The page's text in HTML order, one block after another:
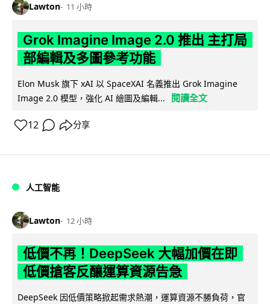
Lawton 11 小時
Grok Imagine Image 2.0 推出 主打局
部編輯及多圖參考功能
Elon Musk 旗下 xAI 以 SpaceXAI 名義推出 Grok Imagine
Image 2.0 模型，強化 AI 繪圖及編輯...
閱讀全文
12 分享
人工智能
Lawton 12 小時
低價不再！DeepSeek 大幅加價在即
低價搶客反釀運算資源告急
DeepSeek 因低價策略掀起需求熱潮，運算資源不勝負荷，官